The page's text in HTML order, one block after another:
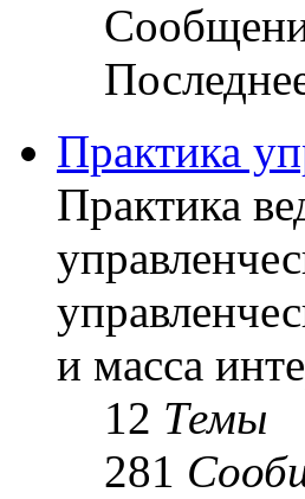
Практика
Практика
и масса
12 Темы
281